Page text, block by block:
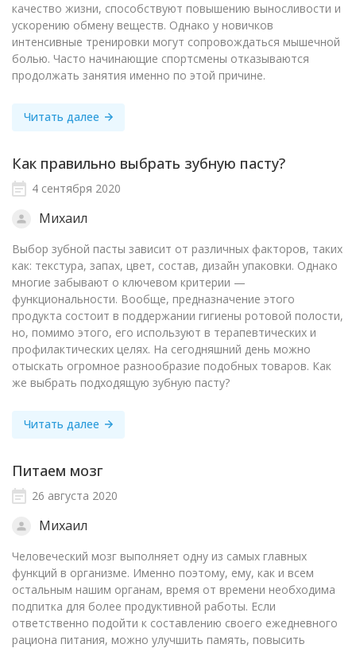
качество жизни, способствуют повышению выносливости и
ускорению обмену веществ. Однако у новичков
интенсивные тренировки могут сопровождаться мышечной
болью. Часто начинающие спортсмены отказываются
продолжать занятия именно по этой причине.
Читать далее
Как правильно выбрать зубную пасту?
4 сентября 2020
Михаил
Выбор зубной пасты зависит от различных факторов, таких
как: текстура, запах, цвет, состав, дизайн упаковки. Однако
многие забывают о ключевом критерии —
функциональности. Вообще, предназначение этого
продукта состоит в поддержании гигиены ротовой полости,
но, помимо этого, его используют в терапевтических и
профилактических целях. На сегодняшний день можно
отыскать огромное разнообразие подобных товаров. Как
же выбрать подходящую зубную пасту?
Читать далее
Питаем мозг
26 августа 2020
Михаил
Человеческий мозг выполняет одну из самых главных
функций в организме. Именно поэтому, ему, как и всем
остальным нашим органам, время от времени необходима
подпитка для более продуктивной работы. Если
ответственно подойти к составлению своего ежедневного
рациона питания, можно улучшить память, повысить